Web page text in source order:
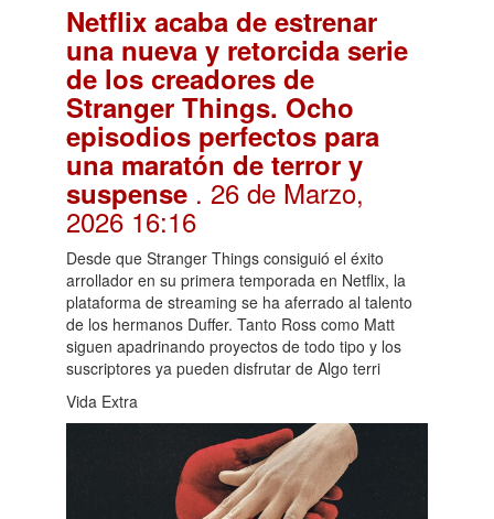
Netflix acaba de estrenar
una nueva y retorcida serie
de los creadores de
Stranger Things. Ocho
episodios perfectos para
una maratón de terror y
suspense . 26 de Marzo,
2026 16:16
Desde que Stranger Things consiguió el éxito
arrollador en su primera temporada en Netflix, la
plataforma de streaming se ha aferrado al talento
de los hermanos Duffer. Tanto Ross como Matt
siguen apadrinando proyectos de todo tipo y los
suscriptores ya pueden disfrutar de Algo terri
Vida Extra